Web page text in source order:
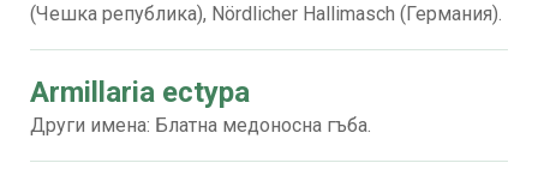
(Чешка република), Nördlicher Hallimasch (Германия).
Armillaria ectypa
Други имена: Блатна медоносна гъба.